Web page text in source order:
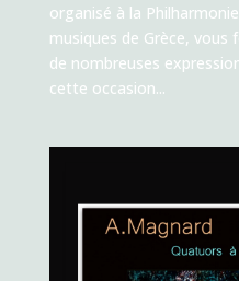
organisé à la
musiques de Grèce, vous
de nombreuses
cette occasion...